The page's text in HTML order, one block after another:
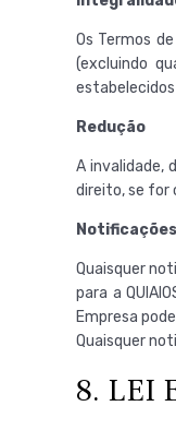
Os Termos
(excluindo
Redução
A invalidade,
direito, se for
Quaisquer
para a
Empresa
Quaisquer
8. LEI